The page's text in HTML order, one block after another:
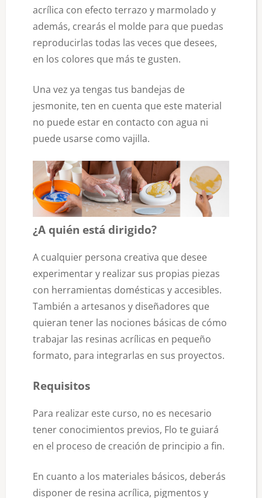
acrílica con efecto terrazo y marmolado y
además, crearás el molde para que puedas
reproducirlas todas las veces que desees,
en los colores que más te gusten.
Una vez ya tengas tus bandejas de
jesmonite, ten en cuenta que este material
no puede estar en contacto con agua ni
puede usarse como vajilla.
¿A quién está dirigido?
A cualquier persona creativa que desee
experimentar y realizar sus propias piezas
con herramientas domésticas y accesibles.
También a artesanos y diseñadores que
quieran tener las nociones básicas de cómo
trabajar las resinas acrílicas en pequeño
formato, para integrarlas en sus proyectos.
Requisitos
Para realizar este curso, no es necesario
tener conocimientos previos, Flo te guiará
en el proceso de creación de principio a fin.
En cuanto a los materiales básicos, deberás
disponer de resina acrílica, pigmentos y